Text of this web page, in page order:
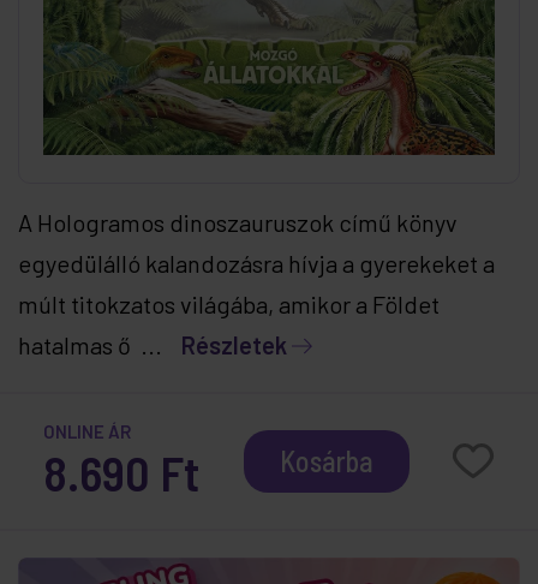
A Hologramos dinoszauruszok című könyv
egyedülálló kalandozásra hívja a gyerekeket a
múlt titokzatos világába, amikor a Földet
hatalmas ő ... Részletek
ONLINE ÁR
8.690 Ft Kosárba